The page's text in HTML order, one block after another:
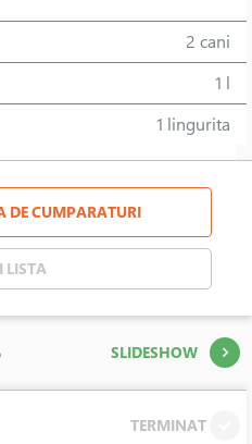
2 cani
1 l
1 lingurita
DE CUMPARATURI
LISTA
SLIDESHOW
TERMINAT